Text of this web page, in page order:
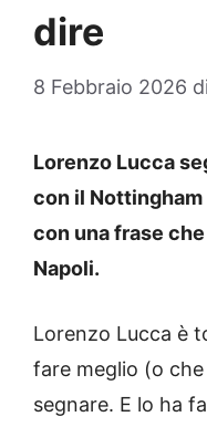
dire
8 Febbraio 2026 di
Lorenzo Lucca
con il
con una frase
Napoli.
Lorenzo Lucca è
fare meglio (o
segnare. E lo ha